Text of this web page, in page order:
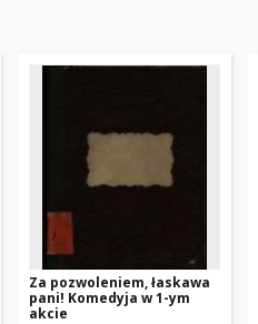
Za pozwoleniem, łaskawa
pani! Komedyja w 1-ym
akcie